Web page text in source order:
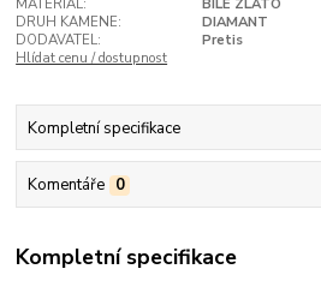
MATERIÁL:
BÍLÉ ZLATO
DRUH KAMENE:
DIAMANT
DODAVATEL:
Pretis
Hlídat cenu / dostupnost
Kompletní specifikace
Komentáře 0
Kompletní specifikace